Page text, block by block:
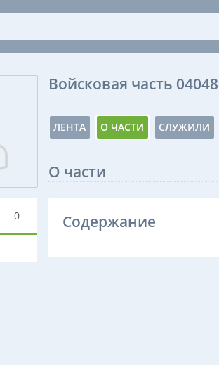
0
Войсковая часть 04048
ЛЕНТА О ЧАСТИ СЛУЖИЛИ
О части
Содержание